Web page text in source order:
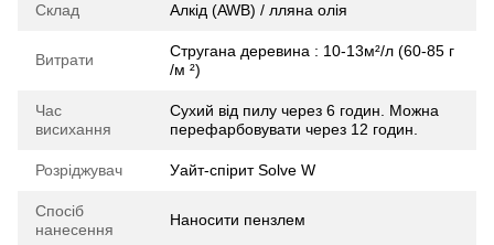
Склад Алкід (AWB) / лляна олія
Витрати
Стругана деревина : 10-13м²/л (60-85 г
/м ²)
Час
висихання
Сухий від пилу через 6 годин. Можна
перефарбовувати через 12 годин.
Розріджувач Уайт-спірит Solve W
Спосіб
нанесення
Наносити пензлем